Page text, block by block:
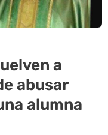
a
abusar
alumna